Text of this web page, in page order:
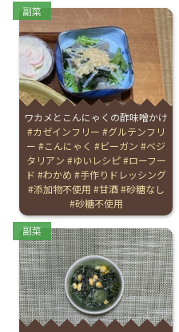
Categories:
副菜
ワカメとこんにゃくの酢味噌かけ
Tags:
カゼインフリー
グルテンフリ
ー
こんにゃく ビーガン
ベジ
タリアン
ゆいレシピ ローフー
ド
わかめ
手作りドレッシング
添加物不使用
甘酒 砂糖なし
砂糖不使用
Categories:
副菜